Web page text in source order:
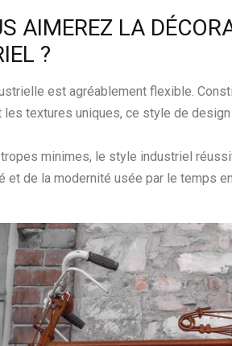
AIMEREZ LA
?
est agréablement flexible.
textures uniques, ce style de
minimes, le style industriel
et de la modernité usée par le temps